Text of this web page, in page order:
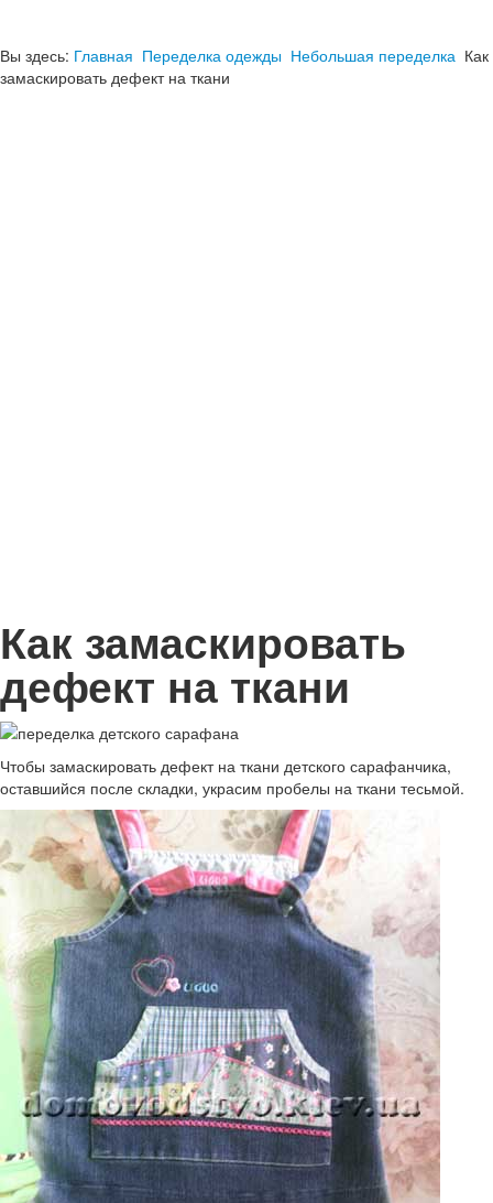
Вы здесь: Главная Переделка одежды Небольшая переделка Как
замаскировать дефект на ткани
Как замаскировать
дефект на ткани
Чтобы замаскировать дефект на ткани детского сарафанчика,
оставшийся после складки, украсим пробелы на ткани тесьмой.